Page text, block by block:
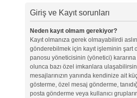
Giriş ve Kayıt sorunları
Neden kayıt olmam gerekiyor?
Kayıt olmanıza gerek olmayabilirdi
gönderebilmek için kayıt işleminin şart
panosu yöneticisinin (yönetici) kararına
olunca bazı özel imkanlara
mesajlarınızın yanında kendinize ait
gösterme, özel mesaj gönderme,
posta gönderme veya kullanıcı